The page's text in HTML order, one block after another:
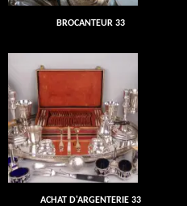
BROCANTEUR 33
ACHAT D'ARGENTERIE 33